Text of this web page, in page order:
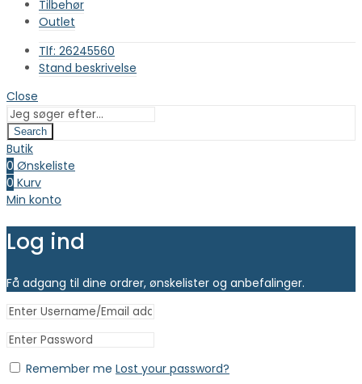
Tilbehør
Outlet
Tlf: 26245560
Stand beskrivelse
Close
Search
Butik
0 Ønskeliste
0 Kurv
Min konto
Log ind
Få adgang til dine ordrer, ønskelister og anbefalinger.
Remember me Lost your password?